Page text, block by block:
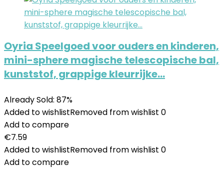
Oyria Speelgoed voor ouders en kinderen,
mini-sphere magische telescopische bal,
kunststof, grappige kleurrijke…
Already Sold: 87%
Added to wishlistRemoved from wishlist 0
Add to compare
€7.59
Added to wishlistRemoved from wishlist 0
Add to compare